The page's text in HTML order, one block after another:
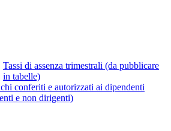
Tassi di assenza trimestrali (da pubblicare
in tabelle)
conferiti e autorizzati ai dipendenti
e non dirigenti)